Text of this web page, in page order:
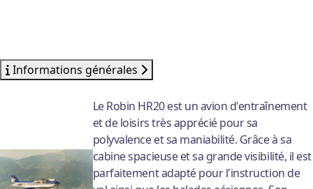
Informations générales
Le Robin HR20 est un avion d'entraînement
et de loisirs très apprécié pour sa
polyvalence et sa maniabilité. Grâce à sa
cabine spacieuse et sa grande visibilité, il est
parfaitement adapté pour l'instruction de